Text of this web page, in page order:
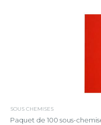
SOUS CHEMISES
Paquet de 100 sous-